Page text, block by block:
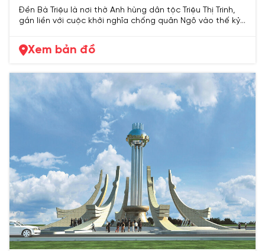
Đền Bà Triệu là nơi thờ Anh hùng dân tộc Triệu Thị Trinh,
gắn liền với cuộc khởi nghĩa chống quân Ngô vào thế kỷ
nhân dân Thanh Hóa.
Xem bản đồ